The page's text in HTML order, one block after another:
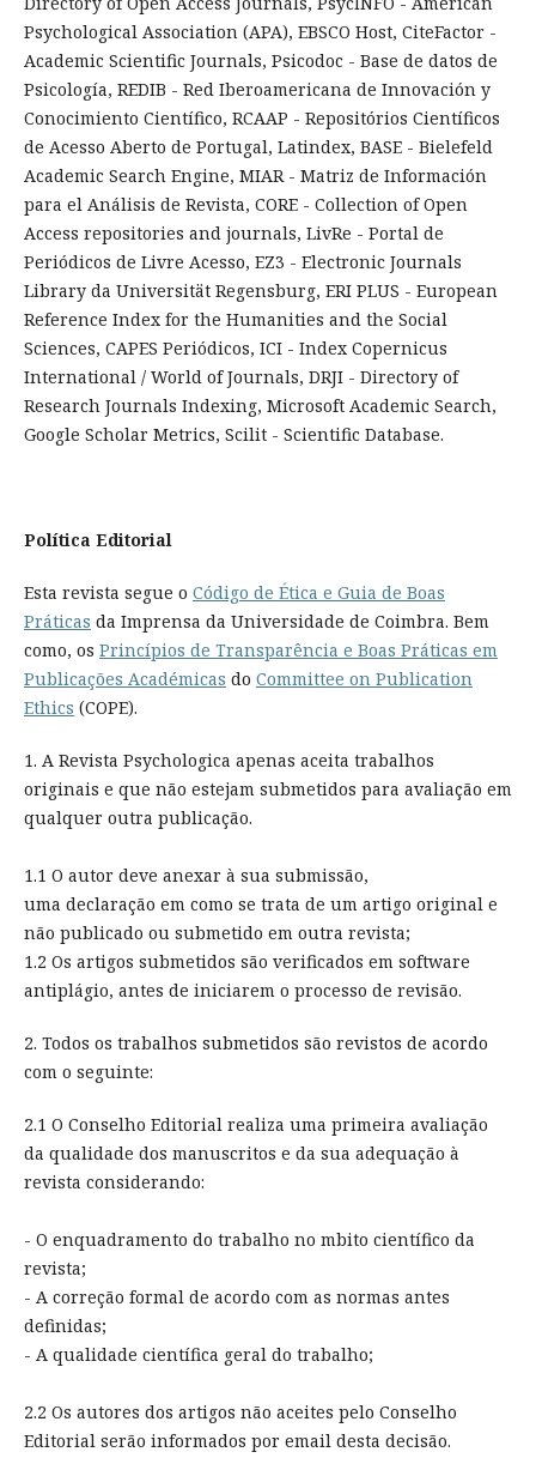
Psychological Association (APA), EBSCO Host, CiteFactor -
Academic Scientific Journals, Psicodoc - Base de datos de
Psicología, REDIB - Red Iberoamericana de Innovación y
Conocimiento Científico, RCAAP - Repositórios Científicos
de Acesso Aberto de Portugal, Latindex, BASE - Bielefeld
Academic Search Engine, MIAR - Matriz de Información
para el Análisis de Revista, CORE - Collection of Open
Access repositories and journals, LivRe - Portal de
Periódicos de Livre Acesso, EZ3 - Electronic Journals
Library da Universität Regensburg, ERI PLUS - European
Reference Index for the Humanities and the Social
Sciences, CAPES Periódicos, ICI - Index Copernicus
International / World of Journals, DRJI - Directory of
Research Journals Indexing, Microsoft Academic Search,
Google Scholar Metrics, Scilit - Scientific Database.
Política Editorial
Esta revista segue o Código de Ética e Guia de Boas
Práticas da Imprensa da Universidade de Coimbra. Bem
como, os Princípios de Transparência e Boas Práticas em
Publicações Académicas do Committee on Publication
Ethics (COPE).
1. A Revista Psychologica apenas aceita trabalhos
originais e que não estejam submetidos para avaliação em
qualquer outra publicação.
1.1 O autor deve anexar à sua submissão,
uma declaração em como se trata de um artigo original e
não publicado ou submetido em outra revista;
1.2 Os artigos submetidos são verificados em software
antiplágio, antes de iniciarem o processo de revisão.
2. Todos os trabalhos submetidos são revistos de acordo
com o seguinte:
2.1 O Conselho Editorial realiza uma primeira avaliação
da qualidade dos manuscritos e da sua adequação à
revista considerando:
- O enquadramento do trabalho no mbito científico da
revista;
- A correção formal de acordo com as normas antes
definidas;
- A qualidade científica geral do trabalho;
2.2 Os autores dos artigos não aceites pelo Conselho
Editorial serão informados por email desta decisão.